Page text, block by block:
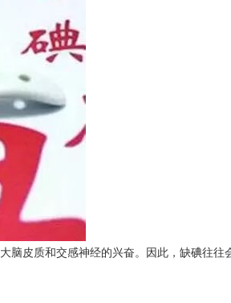
脑皮质和交感神经的兴奋。因此，缺碘往往